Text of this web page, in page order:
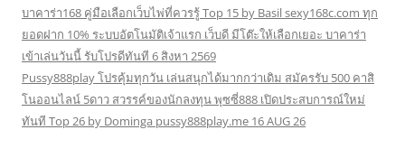
บาคาร่า168 คู่มือเลือกเว็บไพ่ที่ควรรู้ Top 15 by Basil sexy168c.com ทุก
ยอดฝาก 10% ระบบอัตโนมัติเจ้าแรก เว็บดี มีโต๊ะให้เลือกเยอะ บาคาร่า
เข้าเล่นวันนี้ รับโปรดีทันที 6 สิงหา 2569
Pussy888play โปรคุ้มทุกวัน เล่นสนุกได้มากกว่าเดิม สมัครรับ 500 คาสิ
โนออนไลน์ 5ดาว สวรรค์ของนักลงทุน พุซซี่888 เปิดประสบการณ์ใหม่
ทันที Top 26 by Dominga pussy888play.me 16 AUG 26